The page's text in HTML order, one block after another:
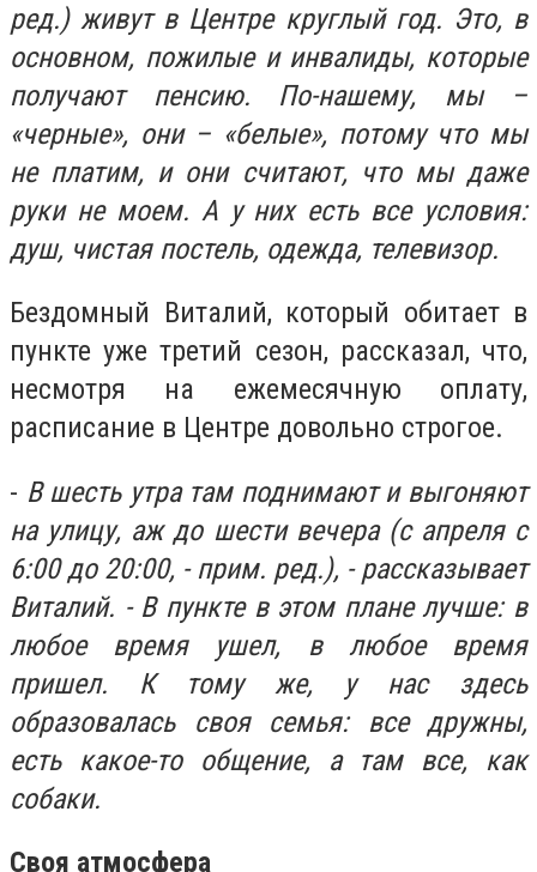
ред.) живут в Центре круглый год. Это, в
основном, пожилые и инвалиды, которые
получают пенсию. По-нашему, мы –
«черные», они – «белые», потому что мы
не платим, и они считают, что мы даже
руки не моем. А у них есть все условия:
душ, чистая постель, одежда, телевизор.
Бездомный Виталий, который обитает в
пункте уже третий сезон, рассказал, что,
несмотря на ежемесячную оплату,
расписание в Центре довольно строгое.
- В шесть утра там поднимают и выгоняют
на улицу, аж до шести вечера (с апреля с
6:00 до 20:00, - прим. ред.), - рассказывает
Виталий. - В пункте в этом плане лучше: в
любое время ушел, в любое время
пришел. К тому же, у нас здесь
образовалась своя семья: все дружны,
есть какое-то общение, а там все, как
собаки.
Своя атмосфера